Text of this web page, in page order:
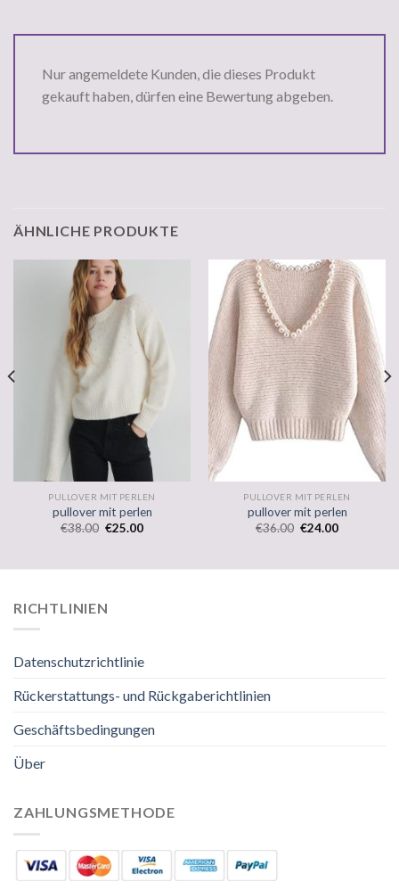
Nur angemeldete Kunden, die dieses Produkt
gekauft haben, dürfen eine Bewertung abgeben.
ÄHNLICHE PRODUKTE
PULLOVER MIT PERLEN
pullover mit perlen
€38.00 €25.00
PULLOVER MIT PERLEN
pullover mit perlen
€36.00 €24.00
RICHTLINIEN
Datenschutzrichtlinie
Rückerstattungs- und Rückgaberichtlinien
Geschäftsbedingungen
Über
ZAHLUNGSMETHODE